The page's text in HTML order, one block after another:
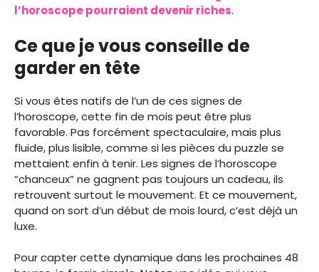
l’horoscope pourraient devenir riches.
Ce que je vous conseille de
garder en tête
Si vous êtes natifs de l’un de ces signes de
l’horoscope, cette fin de mois peut être plus
favorable. Pas forcément spectaculaire, mais plus
fluide, plus lisible, comme si les pièces du puzzle se
mettaient enfin à tenir. Les signes de l’horoscope
“chanceux” ne gagnent pas toujours un cadeau, ils
retrouvent surtout le mouvement. Et ce mouvement,
quand on sort d’un début de mois lourd, c’est déjà un
luxe.
Pour capter cette dynamique dans les prochaines 48